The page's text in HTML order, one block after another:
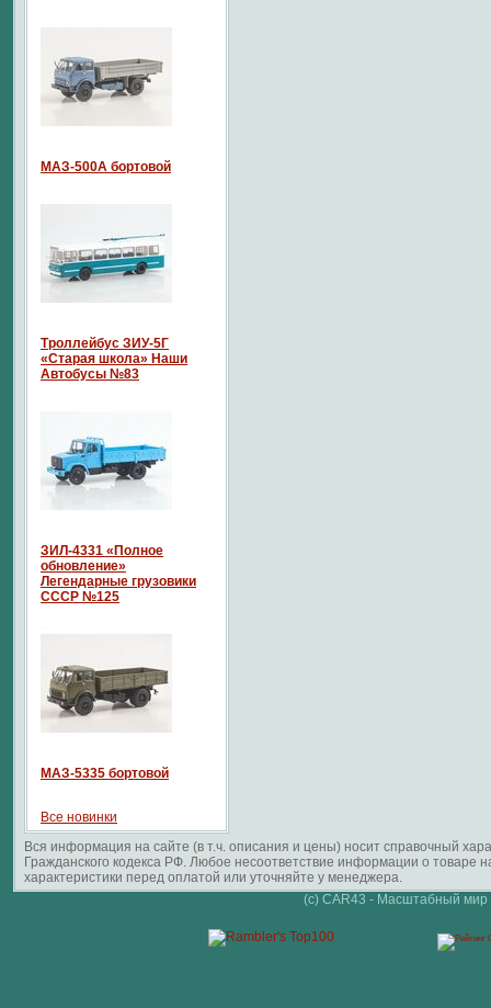
МАЗ-500А бортовой
Троллейбус ЗИУ-5Г
«Старая школа» Наши
Автобусы №83
ЗИЛ-4331 «Полное
обновление»
Легендарные грузовики
СССР №125
МАЗ-5335 бортовой
Все новинки
Вся информация на сайте (в т.ч. описания и цены) носит справочный
Гражданского кодекса РФ. Любое несоответствие информации о
характеристики перед оплатой или уточняйте у менеджера.
(c) CAR43 - Масштабный мир